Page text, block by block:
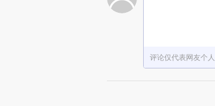
评论仅代表网友个